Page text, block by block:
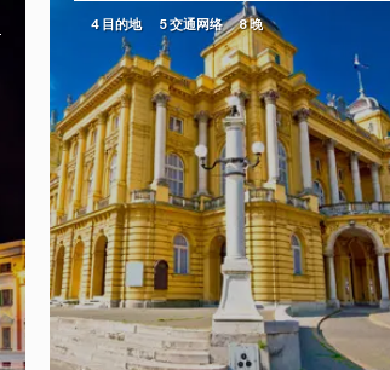
4 目的地 5 交通网络 8 晚